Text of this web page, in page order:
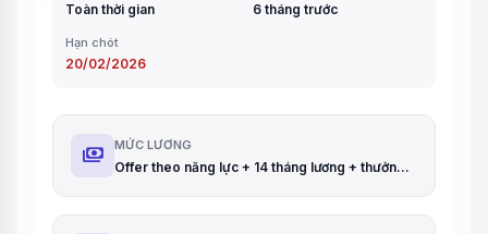
Toàn thời gian 6 tháng trước
Hạn chót
20/02/2026
payments MỨC LƯƠNG
Offer theo năng lực + 14 tháng lương + thưởng dự án